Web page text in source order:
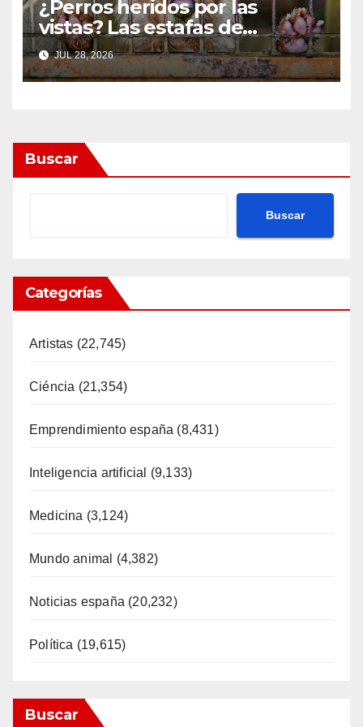
¿Perros heridos por las
vistas? Las estafas de
“rescate” de animales en
Uganda
JUL 28, 2026
Buscar
Buscar
Categorías
Artistas (22,745)
Ciéncia (21,354)
Emprendimiento españa (8,431)
Inteligencia artificial (9,133)
Medicina (3,124)
Mundo animal (4,382)
Noticias españa (20,232)
Política (19,615)
Buscar